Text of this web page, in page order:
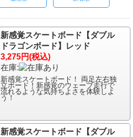
新感覚スケートボード【ダブル
ドラゴンボード】レッド
3,275円(税込)
在庫:
新感覚スケートボード！ 両足左右独
立ボード！新感覚のウェーブ走行で
流れるような気持ちよさを体験しよ
う！
新感覚スケートボード【ダブル